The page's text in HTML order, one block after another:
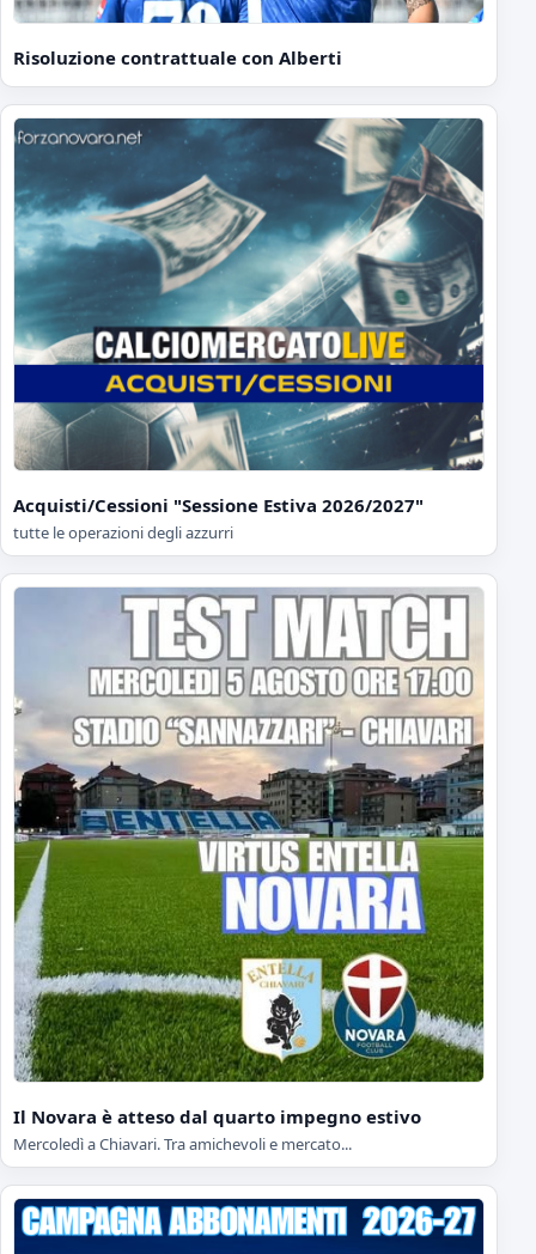
Risoluzione contrattuale con Alberti
Acquisti/Cessioni "Sessione Estiva 2026/2027"
tutte le operazioni degli azzurri
Il Novara è atteso dal quarto impegno estivo
Mercoledì a Chiavari. Tra amichevoli e mercato...